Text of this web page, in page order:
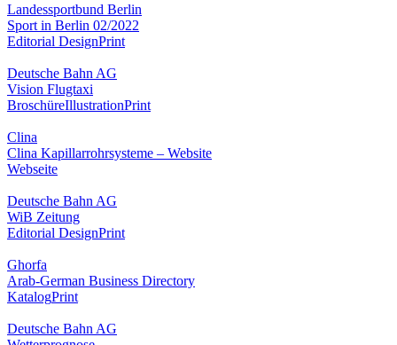
Landessportbund Berlin
Sport in Berlin 02/2022
Editorial DesignPrint
Deutsche Bahn AG
Vision Flugtaxi
BroschüreIllustrationPrint
Clina
Clina Kapillarrohrsysteme – Website
Webseite
Deutsche Bahn AG
WiB Zeitung
Editorial DesignPrint
Ghorfa
Arab-German Business Directory
KatalogPrint
Deutsche Bahn AG